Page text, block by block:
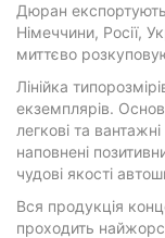
Дюран
Німеччини, Росії,
миттєво
Лінійка
екземплярів.
легкові та
наповнені
чудові якості
Вся продукція
проходить